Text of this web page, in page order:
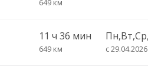
649 км
11 ч 36 мин
649 км с 29.04.2026